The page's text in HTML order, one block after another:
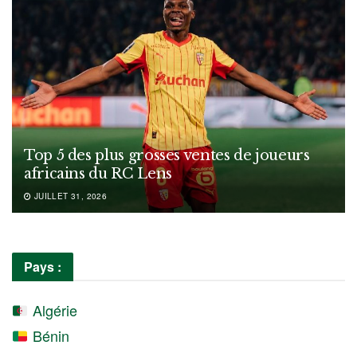
Top 5 des plus grosses ventes de joueurs
africains du RC Lens
JUILLET 31, 2026
Pays :
Algérie
Bénin